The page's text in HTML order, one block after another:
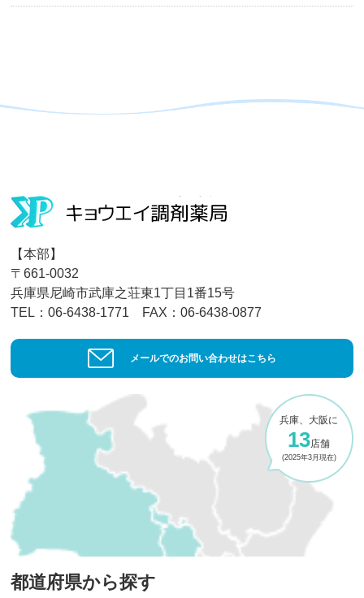
【本部】
〒661-0032
兵庫県尼崎市武庫之荘東1丁目1番15号
TEL：06-6438-1771 FAX：06-6438-0877
メールでのお問い合わせはこちら
兵庫、大阪に
13店舗
(2025年3月現在)
都道府県から探す